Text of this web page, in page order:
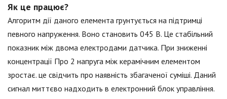
Як це працює?
Алгоритм дії даного елемента грунтується на підтримці
певного напруження. Воно становить 045 В. Це стабільний
показник між двома електродами датчика. При зниженні
концентрації Про 2 напруга між керамічним елементом
зростає. це свідчить про наявність збагаченої суміші. Даний
сигнал миттєво надходить в електронний блок управління.